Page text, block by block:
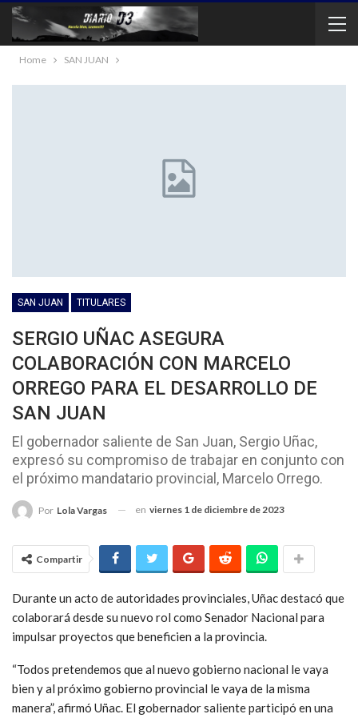
Home SAN JUAN
SAN JUAN TITULARES
SERGIO UÑAC ASEGURA
COLABORACIÓN CON MARCELO
ORREGO PARA EL DESARROLLO DE
SAN JUAN
El gobernador saliente de San Juan, Sergio Uñac,
expresó su compromiso de trabajar en conjunto con
el próximo mandatario provincial, Marcelo Orrego.
Por Lola Vargas en viernes 1 de diciembre de 2023
Compartir
Durante un acto de autoridades provinciales, Uñac destacó que
colaborará desde su nuevo rol como Senador Nacional para
impulsar proyectos que beneficien a la provincia.
“Todos pretendemos que al nuevo gobierno nacional le vaya
bien y al próximo gobierno provincial le vaya de la misma
manera”, afirmó Uñac. El gobernador saliente participó en una